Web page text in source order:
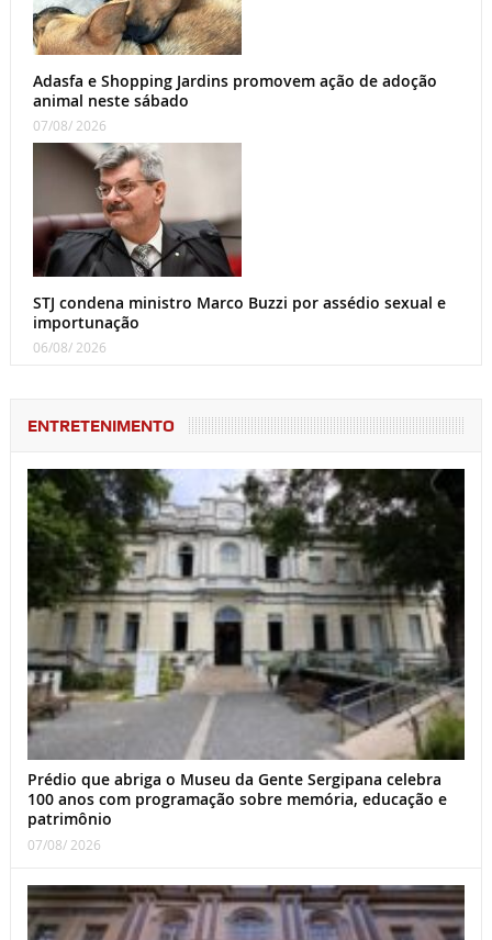
Adasfa e Shopping Jardins promovem ação de adoção
animal neste sábado
07/08/ 2026
STJ condena ministro Marco Buzzi por assédio sexual e
importunação
06/08/ 2026
ENTRETENIMENTO
Prédio que abriga o Museu da Gente Sergipana celebra
100 anos com programação sobre memória, educação e
patrimônio
07/08/ 2026